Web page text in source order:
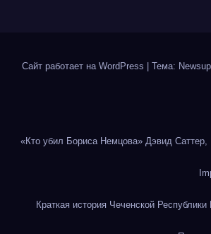
Сайт работает на WordPress | Тема:
«Кто убил Бориса Немцова» Дэвид Саттер,
Краткая история Чеченской Республики